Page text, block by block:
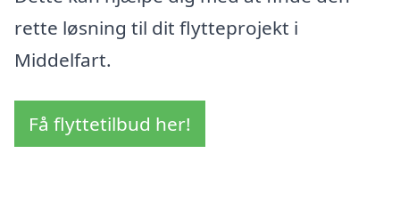
rette løsning til dit flytteprojekt i
Middelfart.
Få flyttetilbud her!